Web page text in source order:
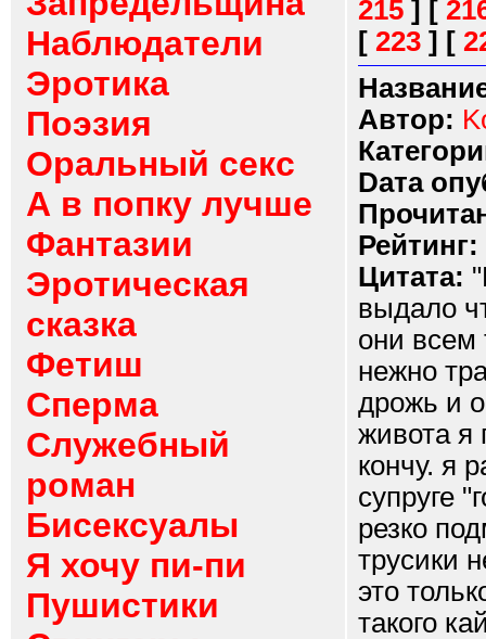
Наблюдатели
Эротика
Поэзия
Оральный секс
А в попку лучше
Фантазии
Эротическая
сказка
Фетиш
Сперма
Служебный
роман
Бисексуалы
Я хочу пи-пи
Пушистики
215 ] [
[ 223 ] [
Автор:
Dата
Рейтинг:
Цитата:
выдало
они всем
нежно
дрожь и
живота я
кончу. я
супруге
резко
трусики
это
такого